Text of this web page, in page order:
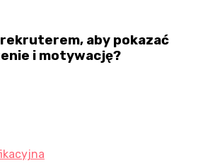
aby pokazać
i motywację?